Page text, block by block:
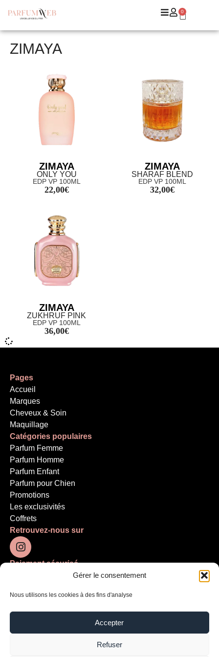
Gérer le consentement
Nous utilisons les cookies à des fins d'analyse
Accepter
Refuser
0
ZIMAYA
ZIMAYA
ONLY YOU
EDP VP 100ML
22,00€
ZIMAYA
SHARAF BLEND
EDP VP 100ML
32,00€
ZIMAYA
ZUKHRUF PINK
EDP VP 100ML
36,00€
Pages
Accueil
Marques
Cheveux & Soin
Maquillage
Catégories populaires
Parfum Femme
Parfum Homme
Parfum Enfant
Parfum pour Chien
Promotions
Les exclusivités
Coffrets
Retrouvez-nous sur
Paiement sécurisé